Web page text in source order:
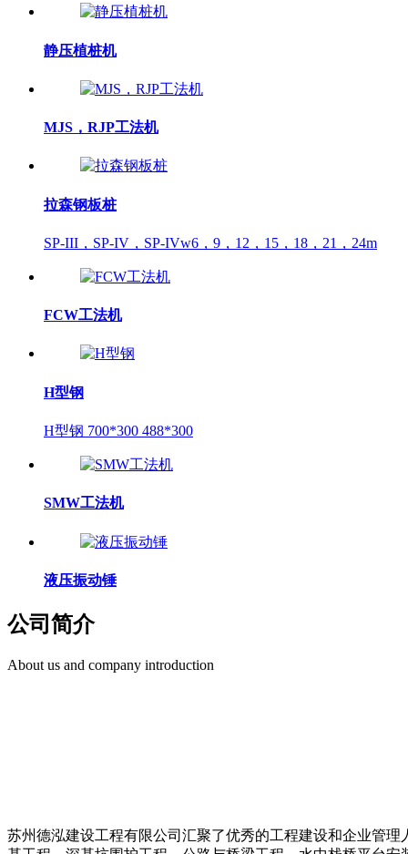
静压植桩机
MJS，RJP工法机
拉森钢板桩
SP-III，SP-IV，SP-IVw6，9，12，15，18，21，24m
FCW工法机
H型钢
H型钢 700*300 488*300
SMW工法机
液压振动锤
公司简介
About us and company introduction
苏州德泓建设工程有限公司汇聚了优秀的工程建设和企业管